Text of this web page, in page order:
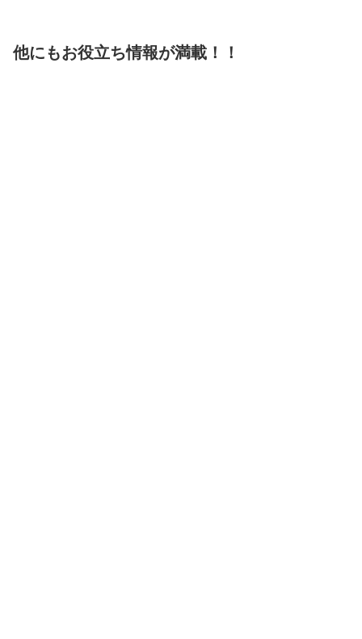
他にもお役立ち情報が満載！！